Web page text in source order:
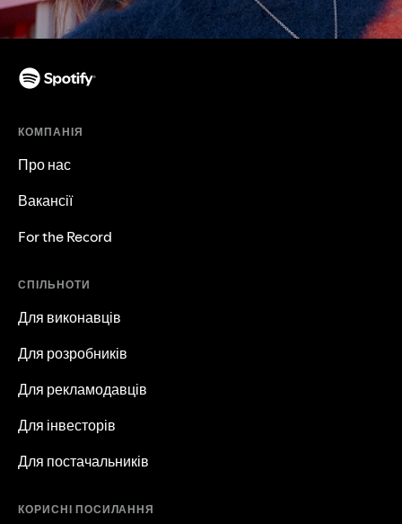
КОМПАНІЯ
Про нас
Вакансії
For the Record
СПІЛЬНОТИ
Для виконавців
Для розробників
Для рекламодавців
Для інвесторів
Для постачальників
КОРИСНІ ПОСИЛАННЯ